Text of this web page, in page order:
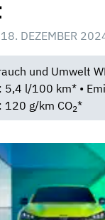
DEZEMBER
und Umwelt
5,4 l/100 km* •
120 g/km CO2*